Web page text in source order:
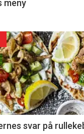
meny
svar på